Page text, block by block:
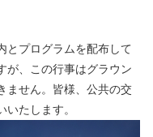
とプログラムを配布して
が、この行事はグラウン
ません。皆様、公共の交
たします。